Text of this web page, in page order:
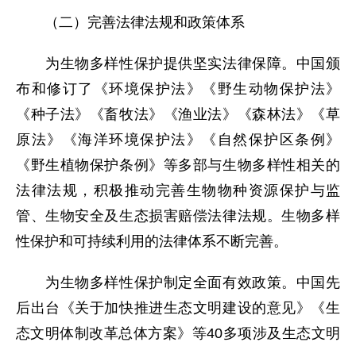
（二）完善法律法规和政策体系
为生物多样性保护提供坚实法律保障。中国颁
布和修订了《环境保护法》《野生动物保护法》
《种子法》《畜牧法》《渔业法》《森林法》《草
原法》《海洋环境保护法》《自然保护区条例》
《野生植物保护条例》等多部与生物多样性相关的
法律法规，积极推动完善生物物种资源保护与监
管、生物安全及生态损害赔偿法律法规。生物多样
性保护和可持续利用的法律体系不断完善。
为生物多样性保护制定全面有效政策。中国先
后出台《关于加快推进生态文明建设的意见》《生
态文明体制改革总体方案》等40多项涉及生态文明